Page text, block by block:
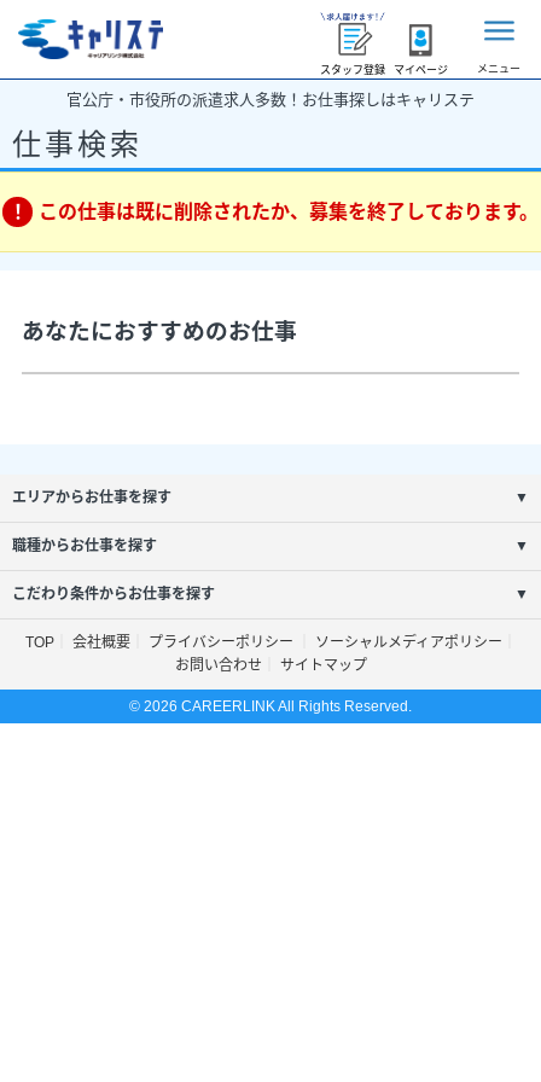
スタッフ登録 マイページ メニュー
官公庁・市役所の派遣求人多数！お仕事探しはキャリステ
仕事検索
この仕事は既に削除されたか、募集を終了しております。
あなたにおすすめのお仕事
エリアからお仕事を探す ▼
職種からお仕事を探す ▼
こだわり条件からお仕事を探す ▼
TOP 会社概要 プライバシーポリシー
ソーシャルメディアポリシー
お問い合わせ
サイトマップ
© 2026 CAREERLINK All Rights Reserved.